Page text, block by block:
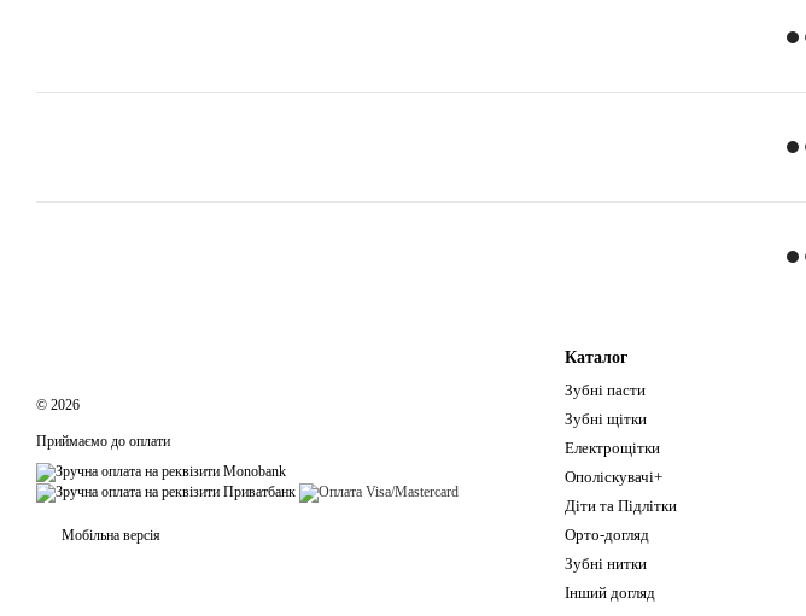
© 2026
Приймаємо до оплати
Мобільна версія
Каталог
Зубні пасти
Зубні щітки
Електрощітки
Ополіскувачі+
Діти та Підлітки
Орто-догляд
Зубні нитки
Інший догляд